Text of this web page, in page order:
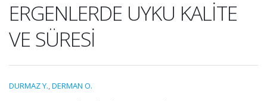
ERGENLERDE UYKU KALİTE
VE SÜRESİ
DURMAZ Y.,DERMAN O.